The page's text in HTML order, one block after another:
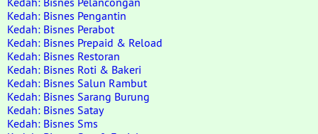
Kedah: Bisnes Pengantin
Kedah: Bisnes Perabot
Kedah: Bisnes Prepaid & Reload
Kedah: Bisnes Restoran
Kedah: Bisnes Roti & Bakeri
Kedah: Bisnes Salun Rambut
Kedah: Bisnes Sarang Burung
Kedah: Bisnes Satay
Kedah: Bisnes Sms